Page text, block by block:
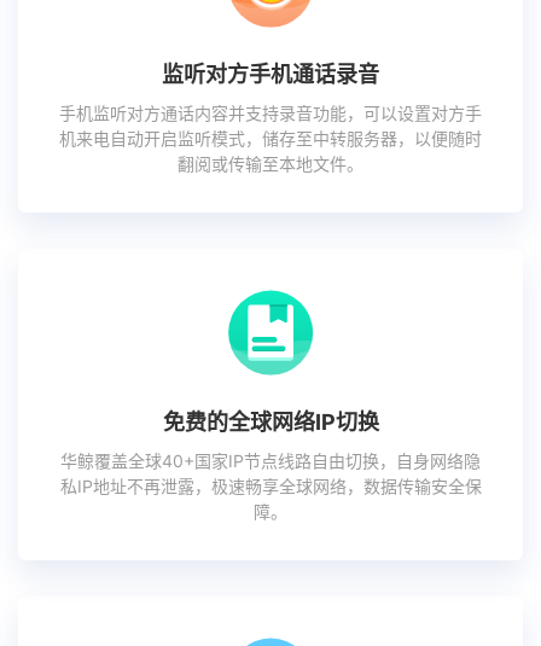
监听对方手机通话录音
手机监听对方通话内容并支持录音功能，可以设置对方手
机来电自动开启监听模式，储存至中转服务器，以便随时
翻阅或传输至本地文件。
免费的全球网络IP切换
华鲸覆盖全球40+国家IP节点线路自由切换，自身网络隐
私IP地址不再泄露，极速畅享全球网络，数据传输安全保
障。